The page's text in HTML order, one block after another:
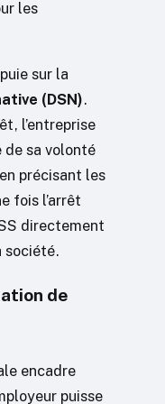
les
sur la
(DSN).
l’entreprise
de sa volonté
précisant les
fois l’arrêt
directement
société.
de
encadre
puisse